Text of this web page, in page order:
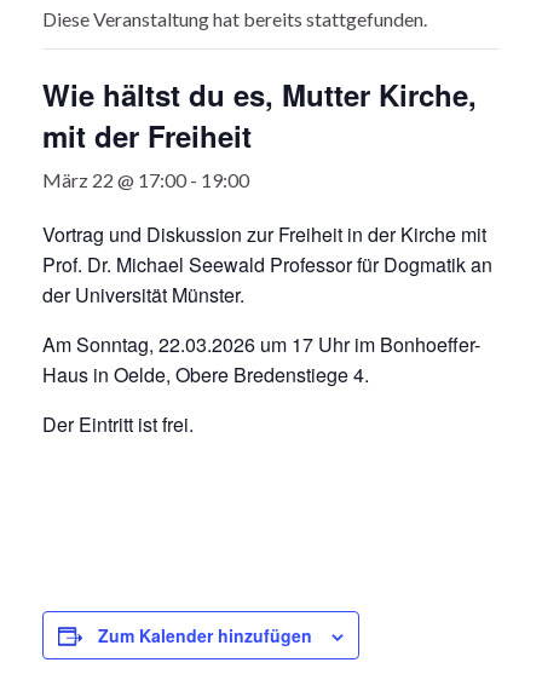
Diese Veranstaltung hat bereits stattgefunden.
Wie hältst du es, Mutter Kirche,
mit der Freiheit
März 22 @ 17:00 - 19:00
Vortrag und Diskussion zur Freiheit in der Kirche mit
Prof. Dr. Michael Seewald Professor für Dogmatik an
der Universität Münster.
Am Sonntag, 22.03.2026 um 17 Uhr im Bonhoeffer-
Haus in Oelde, Obere Bredenstiege 4.
Der Eintritt ist frei.
Zum Kalender hinzufügen